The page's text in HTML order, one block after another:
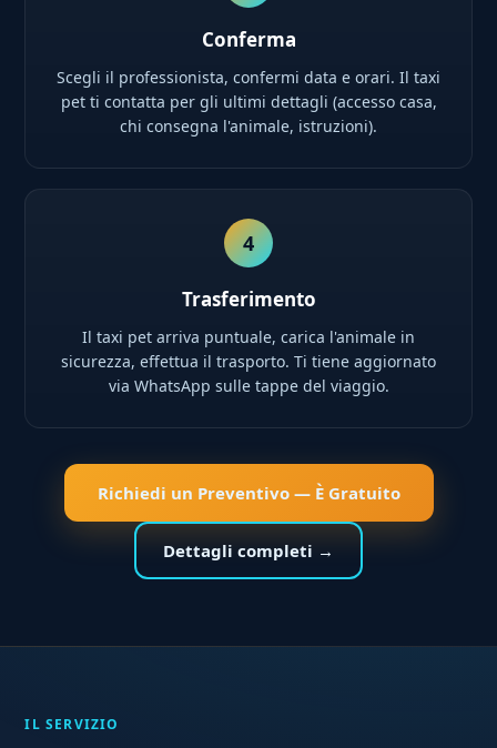
Conferma
Scegli il professionista, confermi data e orari. Il taxi
pet ti contatta per gli ultimi dettagli (accesso casa,
chi consegna l'animale, istruzioni).
4
Trasferimento
Il taxi pet arriva puntuale, carica l'animale in
sicurezza, effettua il trasporto. Ti tiene aggiornato
via WhatsApp sulle tappe del viaggio.
Richiedi un Preventivo — È Gratuito
Dettagli completi →
IL SERVIZIO